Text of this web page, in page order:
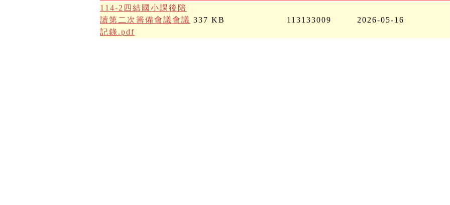
114-2四結國小課後陪
讀第二次籌備會議會議
記錄.pdf
337 KB 113133009 2026-05-16